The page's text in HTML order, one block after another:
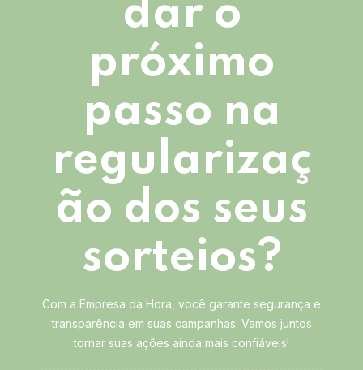
dar o
próximo
passo na
regularizaç
ão dos seus
sorteios?
Com a Empresa da Hora, você garante segurança e
transparência em suas campanhas. Vamos juntos
tornar suas ações ainda mais confiáveis!